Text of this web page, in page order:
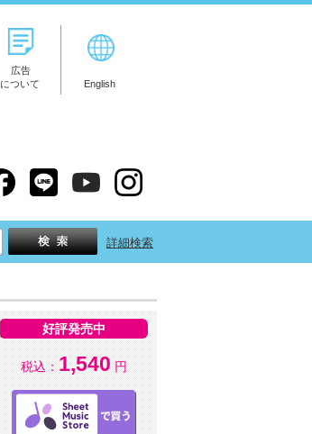
広告
について
English
詳細検索
好評発売中
税込： 1,540 円